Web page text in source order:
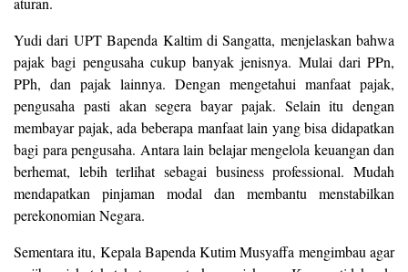
Yudi dari UPT Bapenda Kaltim di Sangatta, menjelaskan bahwa
pajak bagi pengusaha cukup banyak jenisnya. Mulai dari PPn,
PPh, dan pajak lainnya. Dengan mengetahui manfaat pajak,
pengusaha pasti akan segera bayar pajak. Selain itu dengan
membayar pajak, ada beberapa manfaat lain yang bisa didapatkan
bagi para pengusaha. Antara lain belajar mengelola keuangan dan
berhemat, lebih terlihat sebagai business professional. Mudah
mendapatkan pinjaman modal dan membantu menstabilkan
perekonomian Negara.
Sementara itu, Kepala Bapenda Kutim Musyaffa mengimbau agar